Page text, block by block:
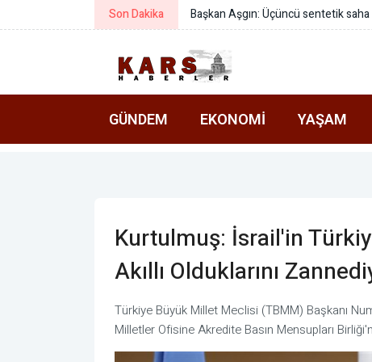
Son Dakika Bursa
GÜNDEM EKONOMI YAŞAM
Kurtulmuş: İsrail'in
Akıllı Olduklarını
Türkiye Büyük Millet Meclisi (TBMM) Başkanı
Milletler Ofisine Akredite Basın Mensupları